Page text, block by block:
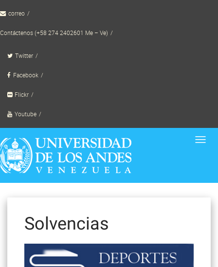
to correo
Contáctenos (+58 274 2402601 Me – Ve)
Twitter
Facebook
Flickr
Youtube
Solvencias